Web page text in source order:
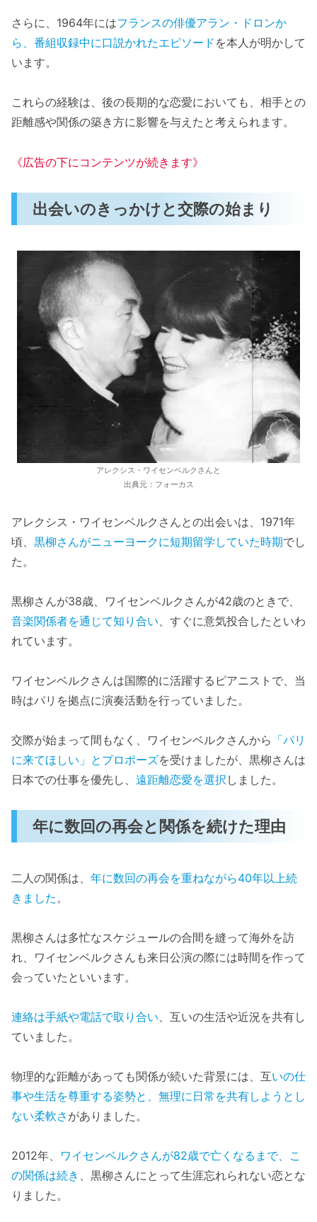
さらに、1964年にはフランスの俳優アラン・ドロンか
ら、番組収録中に口説かれたエピソード を本人が明かして
います。
これらの経験は、後の長期的な恋愛においても、相手との
距離感や関係の築き方に影響を与えたと考えられます。
《広告の下にコンテンツが続きます》
出会いのきっかけと交際の始まり
アレクシス・ワイセンベルクさんと
出典元：フォーカス
アレクシス・ワイセンベルクさんとの出会いは、1971年
頃、 黒柳さんがニューヨークに短期留学していた時期でし
た。
黒柳さんが38歳、ワイセンベルクさんが42歳のときで、
音楽関係者を通じて知り合い 、すぐに意気投合したといわ
れています。
ワイセンベルクさんは国際的に活躍するピアニストで、当
時はパリを拠点に演奏活動を行っていました。
交際が始まって間もなく、ワイセンベルクさんから 「パリ
に来てほしい」とプロポーズを受けましたが、黒柳さんは
日本での仕事を優先し、 遠距離恋愛を選択 しました。
年に数回の再会と関係を続けた理由
二人の関係は、 年に数回の再会を重ねながら40年以上続
きました 。
黒柳さんは多忙なスケジュールの合間を縫って海外を訪
れ、ワイセンベルクさんも来日公演の際には時間を作って
会っていたといいます。
連絡は手紙や電話で取り合い 、互いの生活や近況を共有し
ていました。
物理的な距離があっても関係が続いた背景には、互いの仕
事や生活を尊重する姿勢と、無理に日常を共有しようとし
ない柔軟さ がありました。
2012年、 ワイセンベルクさんが82歳で亡くなるまで、こ
の関係は続き
、黒柳さんにとって生涯忘れられない恋とな
りました。